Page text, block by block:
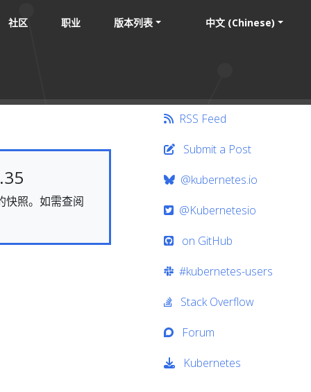
社区 职业 版本列表 中文 (Chinese)
快照。如需查阅
RSS Feed
Submit a Post
@kubernetes.io
@Kubernetesio
on GitHub
#kubernetes-users
Stack Overflow
Forum
Kubernetes